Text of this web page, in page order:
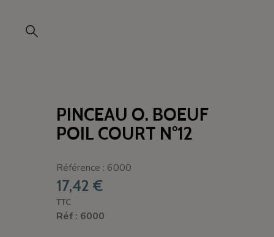
PINCEAU O. BOEUF
POIL COURT N°12
Référence : 6000
17,42 €
TTC
Réf : 6000